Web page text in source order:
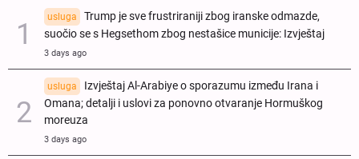
usluga
Trump je sve frustriraniji zbog iranske odmazde,
suočio se s Hegsethom zbog nestašice municije: Izvještaj
3 days ago
usluga
Izvještaj Al-Arabiye o sporazumu između Irana i
Omana; detalji i uslovi za ponovno otvaranje Hormuškog
moreuza
3 days ago